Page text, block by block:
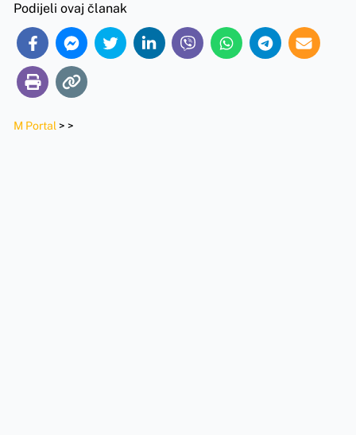
Podijeli ovaj članak
M Portal > >